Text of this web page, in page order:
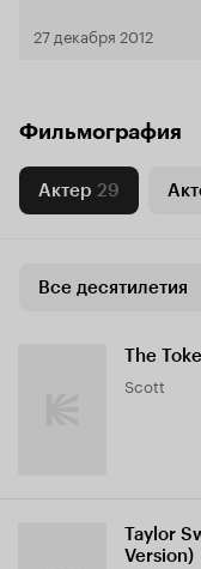
27 декабря 2012
Фильмография
Актер 29
Все десятилетия
The
Scott
Taylor
Version)